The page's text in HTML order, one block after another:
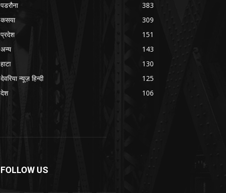
पडरौना
383
कसया
309
प्रदेश
151
अन्य
143
हाटा
130
देवरिया न्यूज़ हिन्दी
125
देश
106
FOLLOW US